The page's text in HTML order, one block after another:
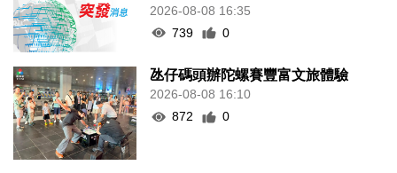
2026-08-08 16:35
739
0
氹仔碼頭辦陀螺賽豐富文旅體驗
2026-08-08 16:10
872
0